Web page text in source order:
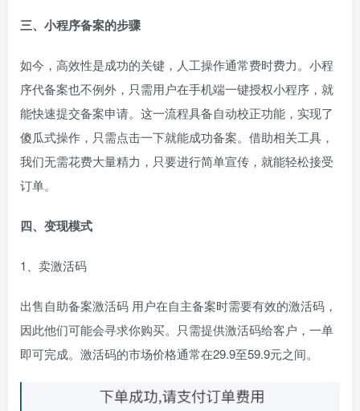
三、小程序备案的步骤
如今，高效性是成功的关键，人工操作通常费时费力。小程
序代备案也不例外，只需用户在手机端一键授权小程序，就
能快速提交备案申请。这一流程具备自动校正功能，实现了
傻瓜式操作，只需点击一下就能成功备案。借助相关工具，
我们无需花费大量精力，只要进行简单宣传，就能轻松接受
订单。
四、变现模式
1、卖激活码
出售自助备案激活码 用户在自主备案时需要有效的激活码，
因此他们可能会寻求你购买。只需提供激活码给客户，一单
即可完成。激活码的市场价格通常在29.9至59.9元之间。